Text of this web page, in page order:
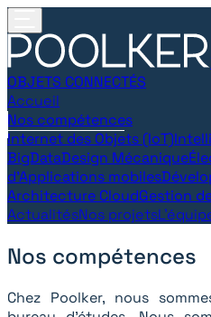
OBJETS CONNECTÉS
Accueil
Nos compétences
Internet des Objets (IoT)
BigDataDesign Mécanique
d’Applications mobiles
Architecture CloudGestion
ActualitésNos projets
Nos compétences
Chez Poolker, nous